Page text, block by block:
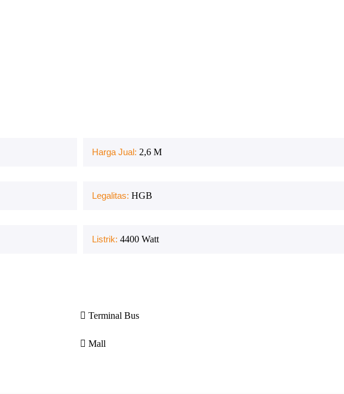
Harga Jual: 2,6 M
Legalitas: HGB
Listrik: 4400 Watt
Terminal Bus
Mall